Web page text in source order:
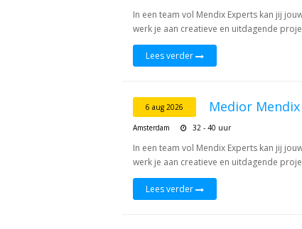
In een team vol Mendix Experts kan jij
werk je aan creatieve en uitdagende
Lees verder
6 aug 2026 Medior
Amsterdam 32 - 40 uur
In een team vol Mendix Experts kan jij
werk je aan creatieve en uitdagende
Lees verder